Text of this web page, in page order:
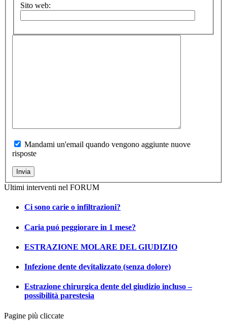
Sito web:
Mandami un'email quando vengono aggiunte nuove
risposte
Invia
Ultimi interventi nel FORUM
Ci sono carie o infiltrazioni?
Caria puó peggiorare in 1 mese?
ESTRAZIONE MOLARE DEL GIUDIZIO
Infezione dente devitalizzato (senza dolore)
Estrazione chirurgica dente del giudizio incluso –
possibilità parestesia
Pagine più cliccate